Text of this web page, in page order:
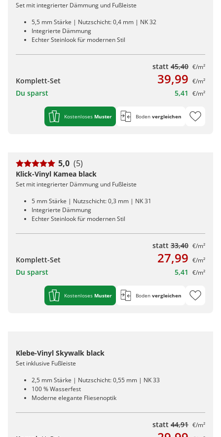
Set mit integrierter Dämmung und Fußleiste
5,5 mm Stärke | Nutzschicht: 0,4 mm | NK 32
Integrierte Dämmung
Echter Steinlook für modernen Stil
statt 45,40 €/m²
Komplett-Set 39,99 €/m²
Du sparst 5,41 €/m²
Kostenloses Muster Boden vergleichen
5,0 (5)
Klick-Vinyl Kamea black
Set mit integrierter Dämmung und Fußleiste
5 mm Stärke | Nutzschicht: 0,3 mm | NK 31
Integrierte Dämmung
Echter Steinlook für modernen Stil
statt 33,40 €/m²
Komplett-Set 27,99 €/m²
Du sparst 5,41 €/m²
Kostenloses Muster Boden vergleichen
Klebe-Vinyl Skywalk black
Set inklusive Fußleiste
2,5 mm Stärke | Nutzschicht: 0,55 mm | NK 33
100 % Wasserfest
Moderne elegante Fliesenoptik
statt 44,91 €/m²